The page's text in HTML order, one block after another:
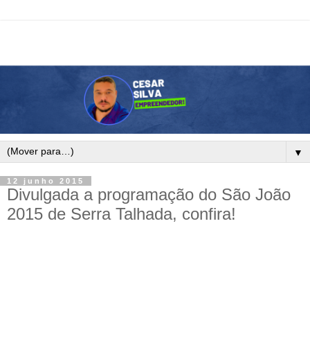
▼
12 junho 2015
Divulgada a programação do São João
2015 de Serra Talhada, confira!